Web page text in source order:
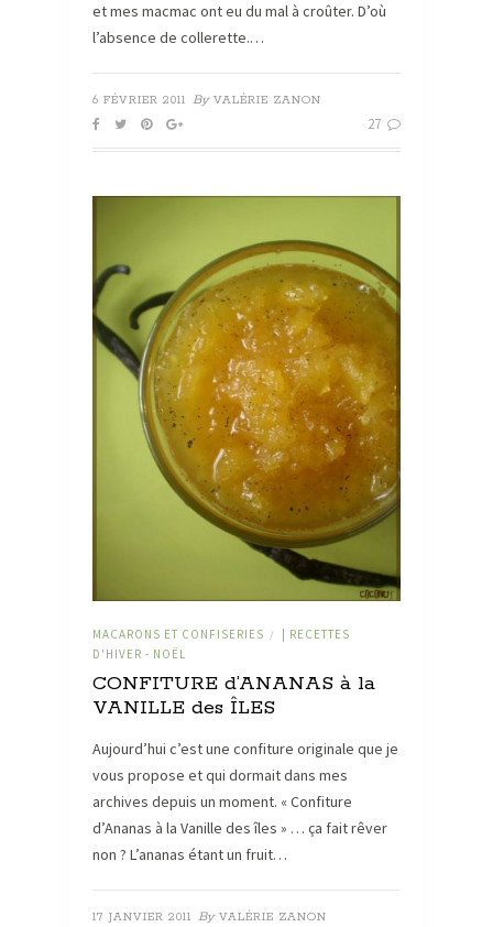
et mes macmac ont eu du mal à croûter. D’où
l’absence de collerette.…
6 FÉVRIER 2011 By VALÉRIE ZANON
27
MACARONS ET CONFISERIES /
| RECETTES
D'HIVER - NOËL
CONFITURE d’ANANAS à la
VANILLE des ÎLES
Aujourd’hui c’est une confiture originale que je
vous propose et qui dormait dans mes
archives depuis un moment. « Confiture
d’Ananas à la Vanille des îles » … ça fait rêver
non ? L’ananas étant un fruit…
17 JANVIER 2011 By VALÉRIE ZANON